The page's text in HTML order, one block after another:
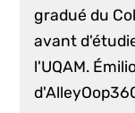
gradué du
avant
l'UQAM.